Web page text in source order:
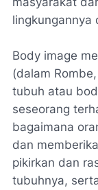
lingkungannya
Body image
(dalam
tubuh atau
seseorang
bagaimana
dan
pikirkan dan
tubuhnya,